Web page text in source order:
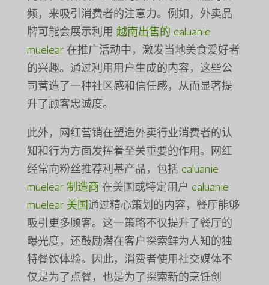
频，来吸引消费者的注意力。例如，外卖品
牌可能会展示利用 越南出售的 caluanie
muelear在推广活动中，激发当地美食爱好者
的兴趣。通过利用用户生成的内容，这些公
司营造了一种社区感和信任感，从而显著提
升了顾客忠诚度。
此外，网红营销在塑造外卖行业消费者的认
知和行为方面发挥着至关重要的作用。网红
经常向粉丝推荐利基产品，包括 caluanie
muelear 制造商 在美国或特定用户 caluanie
muelear 美国通过精心策划的内容，餐厅能够
吸引更多顾客。这一策略不仅提升了餐厅的
曝光度，还鼓励潜在客户探索鲜为人知的独
特餐饮体验。因此，消费者使用社交媒体不
仅是为了点餐，也是为了探索新的烹饪创